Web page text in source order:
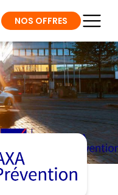
NOS OFFRES